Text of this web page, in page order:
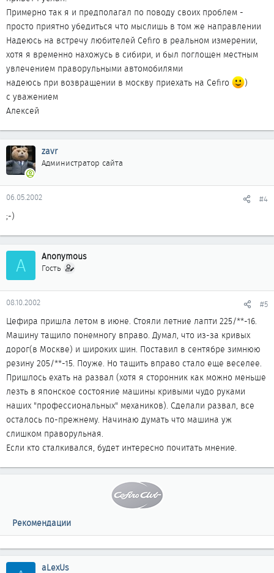
Примерно так я и предполагал по поводу своих проблем -
просто приятно убедиться что мыслишь в том же направлении
Надеюсь на встречу любителей Cefiro в реальном измерении,
хотя я временно нахожусь в сибири, и был поглощен местным
увлечением праворульными автомобилями
надеюсь при возвращении в москву приехать на Cefiro
)
с уважением
Алексей
zavr
Администратор сайта
06.05.2002 #4
;-)
A Anonymous
Гость
08.10.2002 #5
Цефира пришла летом в июне. Стояли летние лапти 225/**-16.
Машину тащило понемногу вправо. Думал, что из-за кривых
дорог(в Москве) и широких шин. Поставил в сентябре зимнюю
резину 205/**-15. Поуже. Но тащить вправо стало еще веселее.
Пришлось ехать на развал (хотя я сторонник как можно меньше
лезть в японское состояние машины кривыми чудо руками
наших "профессиональных" механиков). Сделали развал, все
осталось по-прежнему. Начинаю думать что машина уж
слишком праворульная.
Если кто сталкивался, будет интересно почитать мнение.
Рекомендации
aLexUs